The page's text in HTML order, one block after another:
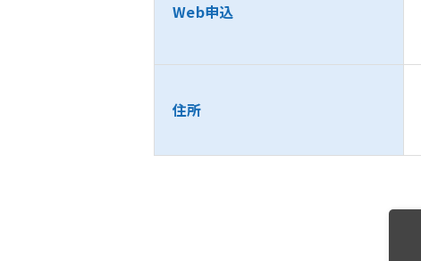
Web申込
住所